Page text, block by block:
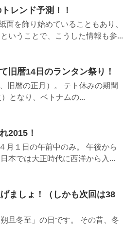
レンド予測！！
を飾り始めていることもあり、
いうことで、こうした情報も参...
旧暦14日のランタン祭り！
旧暦の正月）。 テト休みの期間
となり、ベトナムの...
2015！
月１日の午前中のみ。 午後から
本では大正時代に西洋から入...
ましょ！（しかも次回は38
旦冬至」の日です。 その昔、冬